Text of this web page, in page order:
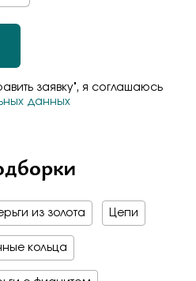
заявку", я соглашаюсь
данных
из золота Цепи
кольца